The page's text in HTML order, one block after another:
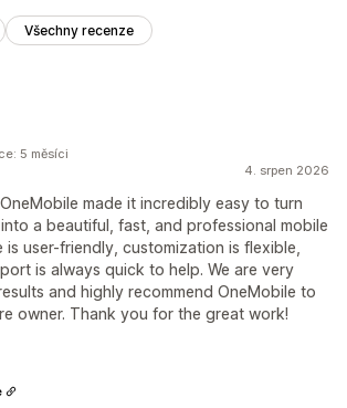
Všechny recenze
4. srpen 2026
made it incredibly easy to turn
a beautiful, fast, and professional mobile
is user-friendly, customization is flexible,
is always quick to help. We are very
and highly recommend OneMobile to
owner. Thank you for the great work!
5 měsíci